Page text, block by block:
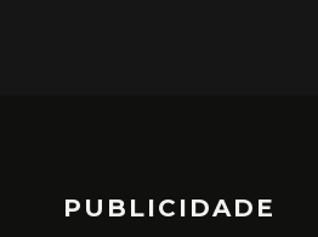
PUBLICIDADE